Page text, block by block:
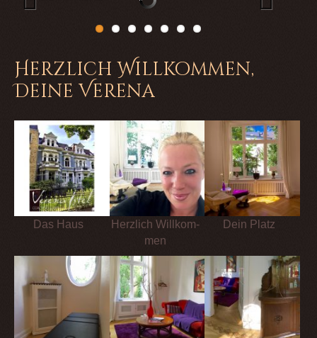
Herzlich Willkommen,
Deine Verena
Das Haus
Herz­lich Will­kom­
men
Dein Platz